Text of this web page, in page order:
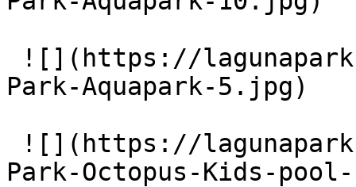
Park-Aquapark-5.jpg)
Park-Octopus-Kids-